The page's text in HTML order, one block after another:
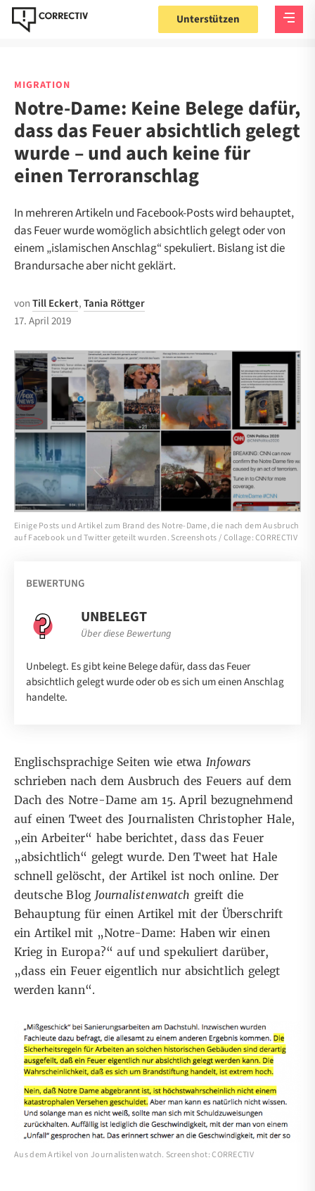
Unterstützen
MIGRATION
Notre-Dame: Keine Belege dafür,
dass das Feuer absichtlich gelegt
wurde – und auch keine für
einen Terroranschlag
In mehreren Artikeln und Facebook-Posts wird behauptet,
das Feuer wurde womöglich absichtlich gelegt oder von
einem „islamischen Anschlag“ spekuliert. Bislang ist die
Brandursache aber nicht geklärt.
vonTill Eckert,Tania Röttger
17. April 2019
Einige Posts und Artikel zum Brand des Notre-Dame, die nach dem Ausbruch
auf Facebook und Twitter geteilt wurden. Screenshots / Collage: CORRECTIV
BEWERTUNG
UNBELEGT
Über diese Bewertung
Unbelegt. Es gibt keine Belege dafür, dass das Feuer
absichtlich gelegt wurde oder ob es sich um einen Anschlag
handelte.
Englischsprachige Seiten wie etwa Infowars
schrieben nach dem Ausbruch des Feuers auf dem
Dach des Notre-Dame am 15. April bezugnehmend
auf einen Tweet des Journalisten Christopher Hale,
„ein Arbeiter“ habe berichtet, dass das Feuer
„absichtlich“ gelegt wurde. Den Tweet hat Hale
schnell gelöscht, der Artikel ist noch online. Der
deutsche Blog Journalistenwatch greift die
Behauptung für einen Artikel mit der Überschrift
ein Artikel mit „Notre-Dame: Haben wir einen
Krieg in Europa?“ auf und spekuliert darüber,
„dass ein Feuer eigentlich nur absichtlich gelegt
werden kann“.
Aus dem Artikel von Journalistenwatch. Screenshot: CORRECTIV